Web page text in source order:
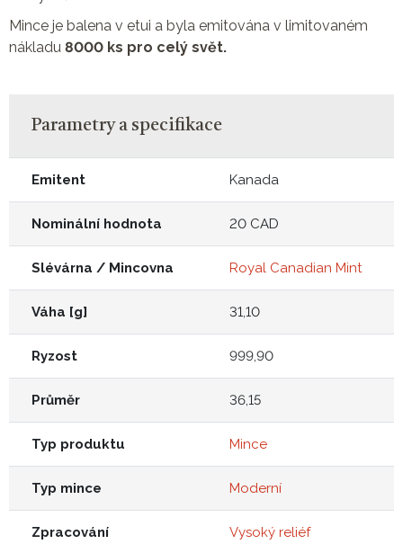
Mince je balena v etui a byla emitována v limitovaném
nákladu 8000 ks pro celý svět.
Parametry a specifikace
Emitent Kanada
Nominální hodnota 20 CAD
Slévárna / Mincovna Royal Canadian Mint
Váha [g] 31,10
Ryzost 999,90
Průměr 36,15
Typ produktu Mince
Typ mince Moderní
Zpracování Vysoký reliéf